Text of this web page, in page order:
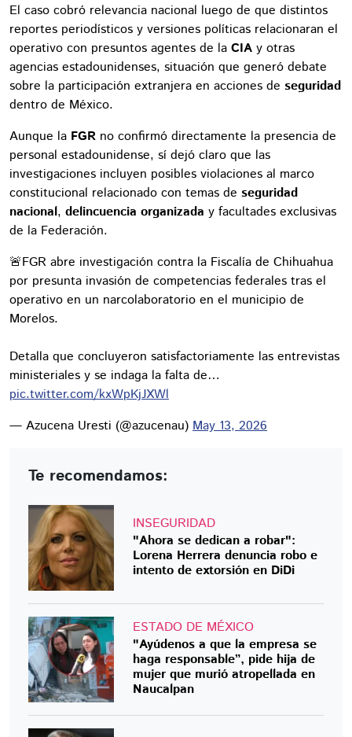
El caso cobró relevancia nacional luego de que distintos
reportes periodísticos y versiones políticas relacionaran el
operativo con presuntos agentes de la CIA y otras
agencias estadounidenses, situación que generó debate
sobre la participación extranjera en acciones de seguridad
dentro de México.
Aunque la FGR no confirmó directamente la presencia de
personal estadounidense, sí dejó claro que las
investigaciones incluyen posibles violaciones al marco
constitucional relacionado con temas de seguridad
nacional, delincuencia organizada y facultades exclusivas
de la Federación.
🚨FGR abre investigación contra la Fiscalía de Chihuahua
por presunta invasión de competencias federales tras el
operativo en un narcolaboratorio en el municipio de
Morelos.
Detalla que concluyeron satisfactoriamente las entrevistas
ministeriales y se indaga la falta de…
pic.twitter.com/kxWpKjJXWl
— Azucena Uresti (@azucenau) May 13, 2026
Te recomendamos:
INSEGURIDAD
"Ahora se dedican a robar":
Lorena Herrera denuncia robo e
intento de extorsión en DiDi
ESTADO DE MÉXICO
"Ayúdenos a que la empresa se
haga responsable”, pide hija de
mujer que murió atropellada en
Naucalpan